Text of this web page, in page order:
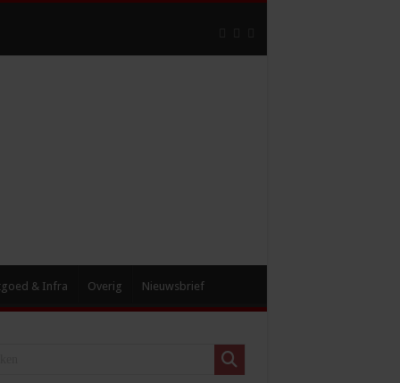
& Infra Overig Nieuwsbrief